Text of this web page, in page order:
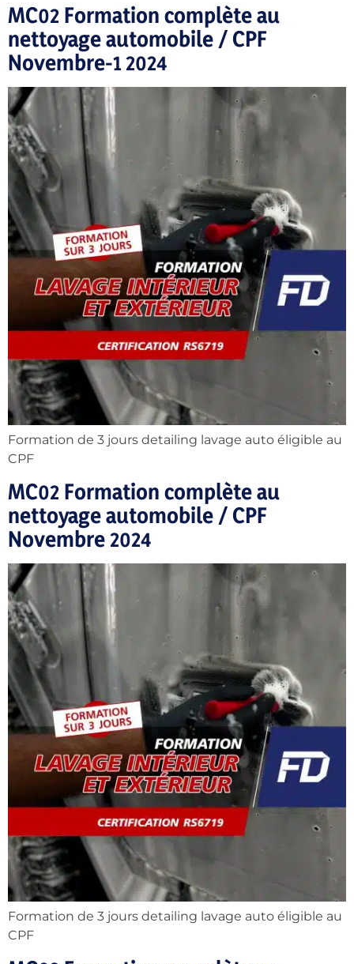
MC02 Formation complète au
nettoyage automobile / CPF
Novembre-1 2024
Formation de 3 jours detailing lavage auto éligible au
CPF
MC02 Formation complète au
nettoyage automobile / CPF
Novembre 2024
Formation de 3 jours detailing lavage auto éligible au
CPF